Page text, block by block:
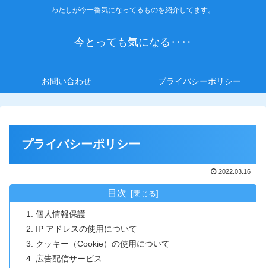
わたしが今一番気になってるものを紹介してます。
今とっても気になる‥‥
お問い合わせ プライバシーポリシー
プライバシーポリシー
2022.03.16
目次
個人情報保護
IP アドレスの使用について
クッキー（Cookie）の使用について
広告配信サービス